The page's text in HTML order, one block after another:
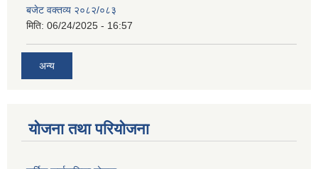
बजेट वक्तव्य २०८२/०८३
मिति: 06/24/2025 - 16:57
अन्य
योजना तथा परियोजना